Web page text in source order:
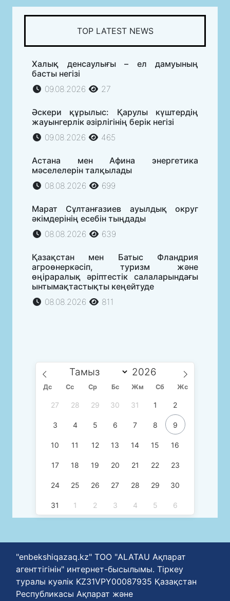
TOP LATEST NEWS
Халық денсаулығы – ел дамуының
басты негізі
09.08.2026
27
Әскери құрылыс: Қарулы күштердің
жауынгерлік әзірлігінің берік негізі
09.08.2026
465
Астана мен Афина энергетика
мәселелерін талқылады
08.08.2026
699
Марат Сұлтанғазиев ауылдық округ
әкімдерінің есебін тыңдады
08.08.2026
639
Қазақстан мен Батыс Фландрия
агроөнеркәсіп, туризм және
өңіраралық әріптестік салаларындағы
ынтымақтастықты кеңейтуде
08.08.2026
811
Дс Сc Ср Бс Жм Сб Жс
27 28 29 30 31 1 2
3 4 5 6 7 8 9
10 11 12 13 14 15 16
17 18 19 20 21 22 23
24 25 26 27 28 29 30
31 1 2 3 4 5 6
"enbekshiqazaq.kz" ТОО "ALATAU Ақпарат
агенттігінін" интернет-бысылымы. Тіркеу
туралы куәлік KZ31VPY00087935 Қазақстан
Республикасы Ақпарат және